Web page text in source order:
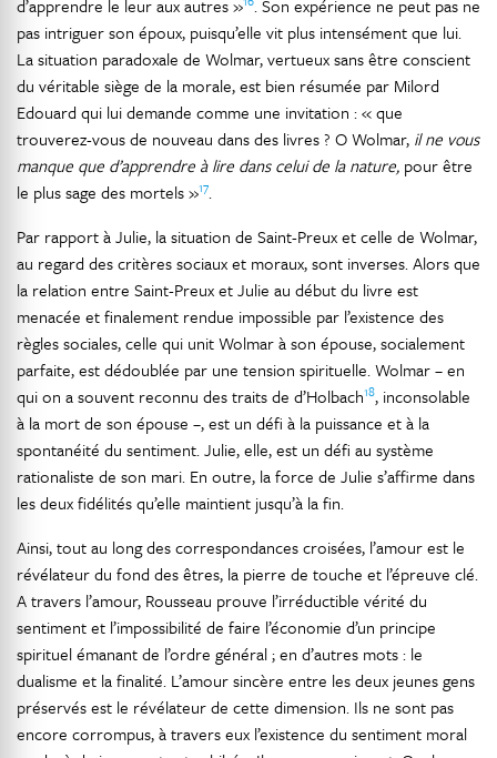
d’apprendre le leur aux autres » . Son expérience ne peut pas ne
pas intriguer son époux, puisqu’elle vit plus intensément que lui.
La situation paradoxale de Wolmar, vertueux sans être conscient
du véritable siège de la morale, est bien résumée par Milord
Edouard qui lui demande comme une invitation : « que
trouverez-vous de nouveau dans des livres ? O Wolmar, il ne vous
manque que d’apprendre à lire dans celui de la nature, pour être
le plus sage des mortels »17.
Par rapport à Julie, la situation de Saint-Preux et celle de Wolmar,
au regard des critères sociaux et moraux, sont inverses. Alors que
la relation entre Saint-Preux et Julie au début du livre est
menacée et finalement rendue impossible par l’existence des
règles sociales, celle qui unit Wolmar à son épouse, socialement
parfaite, est dédoublée par une tension spirituelle. Wolmar – en
qui on a souvent reconnu des traits de d’Holbach18, inconsolable
à la mort de son épouse –, est un défi à la puissance et à la
spontanéité du sentiment. Julie, elle, est un défi au système
rationaliste de son mari. En outre, la force de Julie s’affirme dans
les deux fidélités qu’elle maintient jusqu’à la fin.
Ainsi, tout au long des correspondances croisées, l’amour est le
révélateur du fond des êtres, la pierre de touche et l’épreuve clé.
A travers l’amour, Rousseau prouve l’irréductible vérité du
sentiment et l’impossibilité de faire l’économie d’un principe
spirituel émanant de l’ordre général ; en d’autres mots : le
dualisme et la finalité. L’amour sincère entre les deux jeunes gens
préservés est le révélateur de cette dimension. Ils ne sont pas
encore corrompus, à travers eux l’existence du sentiment moral